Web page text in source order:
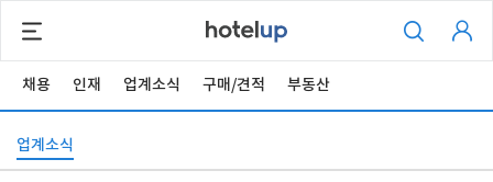
채용 인재 업계소식 구매/견적 부동산
업계소식